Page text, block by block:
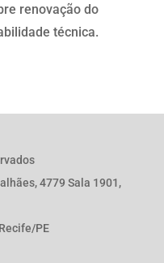
renovação do
técnica.
4779 Sala 1901,
PE